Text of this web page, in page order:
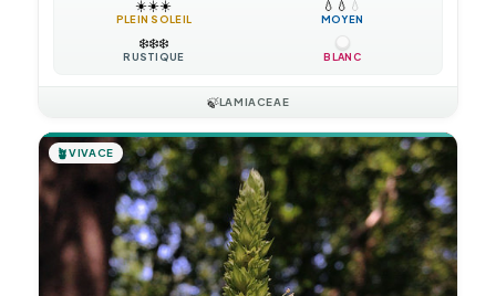
☀️☀️☀️
PLEIN SOLEIL
💧 💧 💧
MOYEN
❄️❄️❄️
RUSTIQUE BLANC
🍃LAMIACEAE
🪴VIVACE